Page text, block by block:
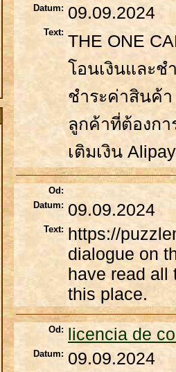
Datum: 09.09.2024
Text: THE ONE
โอนเงินและช
ชำระค่าสินค้า
ลูกค้าที่ต้องก
เติมเงิน
Od:
Datum: 09.09.2024
Text: https://
dialogue on
have read all
this place.
Od: licencia de
Datum: 09.09.2024